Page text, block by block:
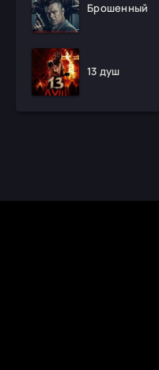
Брошенный
13 душ